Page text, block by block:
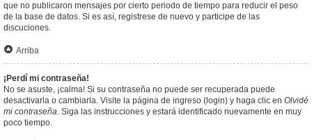
que no publicaron mensajes por cierto periodo de tiempo para reducir el peso
de la base de datos. Si es así, registrese de nuevo y participe de las
discuciones.
Arriba
¡Perdí mi contraseña!
No se asuste, ¡calma! Si su contraseña no puede ser recuperada puede
desactivarla o cambiarla. Visite la página de ingreso (login) y haga clic en Olvidé
mi contraseña. Siga las instrucciones y estará identificado nuevamente en muy
poco tiempo.